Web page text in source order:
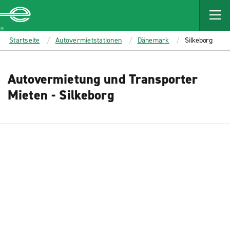
MAIN
CONTENT
Enterprise
Startseite Autovermietstationen Dänemark Silkeborg
Autovermietung und Transporter
Mieten - Silkeborg